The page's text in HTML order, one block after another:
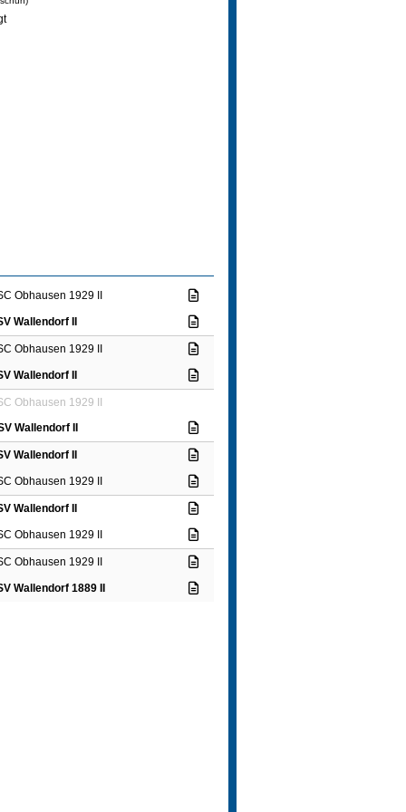
Obhausen 1929 II
Wallendorf II
Obhausen 1929 II
Wallendorf II
Obhausen 1929 II
Wallendorf II
Wallendorf II
Obhausen 1929 II
Wallendorf II
Obhausen 1929 II
Obhausen 1929 II
Wallendorf 1889 II